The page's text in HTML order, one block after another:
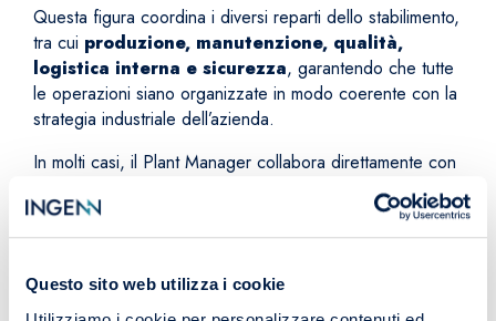
Questo sito web utilizza i cookie
Questa figura coordina i diversi reparti dello stabilimento,
tra cui produzione, manutenzione, qualità,
logistica interna e sicurezza, garantendo che tutte
le operazioni siano organizzate in modo coerente con la
strategia industriale dell’azienda.
In molti casi, il Plant Manager collabora direttamente con
il top management e con altre figure manageriali come
Operations Manager
, Production Manager e
Supply Chain Manager, contribuendo alla definizione
di produzione avanzata.